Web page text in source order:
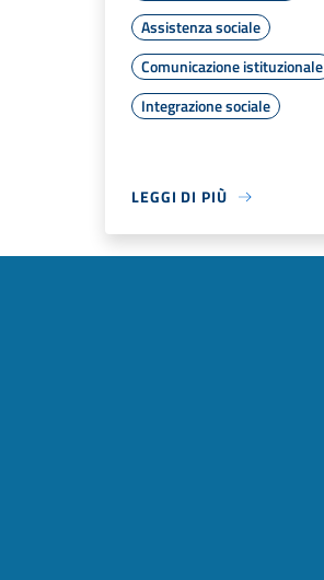
Assistenza sociale
Comunicazione istituzionale
Integrazione sociale
LEGGI DI PIÙ